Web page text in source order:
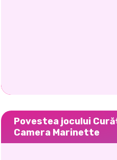
Povestea jocului
Camera Marinette